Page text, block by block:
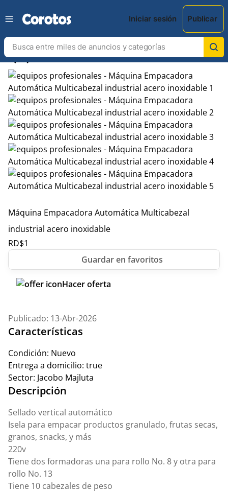
Iniciar sesión Publicar
chevron_leftchevron_right
Máquina Empacadora Automática Multicabezal
industrial acero inoxidable
RD$1
Hacer oferta
Publicado: 13-Abr-2026
Características
Condición: Nuevo
Entrega a domicilio: true
Sector: Jacobo Majluta
Descripción
Sellado vertical automático
Isela para empacar productos granulado, frutas secas,
granos, snacks, y más
220v
Tiene dos formadoras una para rollo No. 8 y otra para
rollo No. 13
Tiene 10 cabezales de peso